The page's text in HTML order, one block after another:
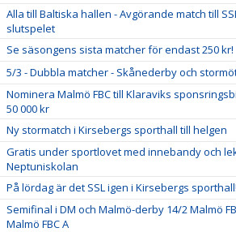
Alla till Baltiska hallen - Avgörande match till SSL
slutspelet
Se säsongens sista matcher för endast 250 kr!
5/3 - Dubbla matcher - Skånederby och
Nominera Malmö FBC till Klaraviks
50 000 kr
Ny stormatch i Kirsebergs sporthall till helgen
Gratis under sportlovet med innebandy och
Neptuniskolan
På lördag är det SSL igen i Kirsebergs sporthall!
Semifinal i DM och Malmö-derby 14/2 Malmö
Malmö FBC A